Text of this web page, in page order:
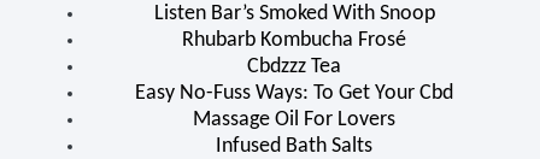
Listen Bar’s Smoked With Snoop
Rhubarb Kombucha Frosé
Cbdzzz Tea
Easy No-Fuss Ways: To Get Your Cbd
Massage Oil For Lovers
Infused Bath Salts